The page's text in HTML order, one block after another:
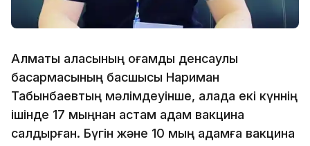
Алматы қаласының қоғамдық денсаулық
басқармасының басшысы Нариман
Табынбаевтың мәлімдеуінше, қалада екі күннің
ішінде 17 мыңнан астам адам вакцина
салдырған. Бүгін және 10 мың адамға вакцина